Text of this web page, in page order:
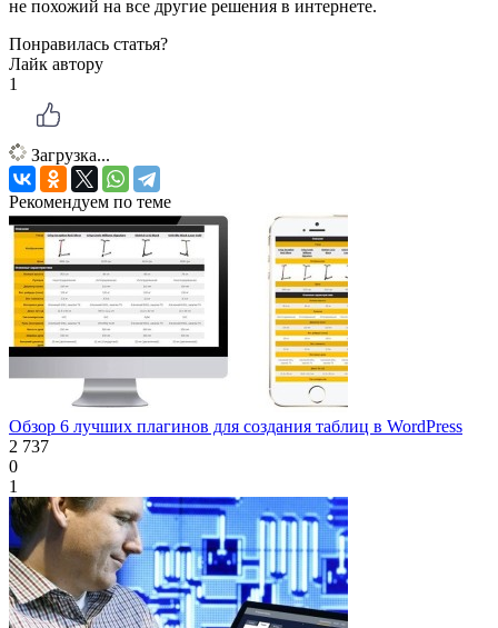
не похожий на все другие решения в интернете.
Понравилась статья?
Лайк автору
1
Загрузка...
Рекомендуем по теме
Обзор 6 лучших плагинов для создания таблиц в WordPress
2 737
0
1